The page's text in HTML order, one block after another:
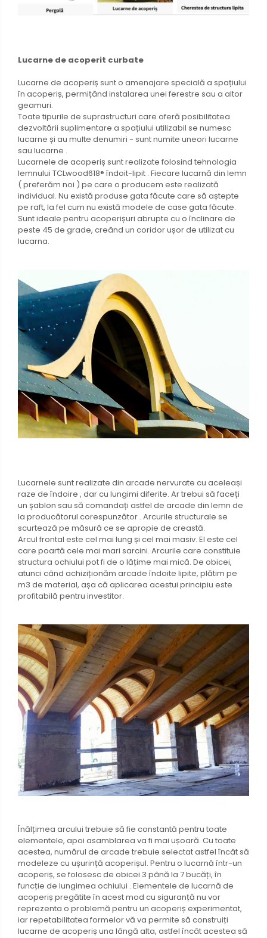
Lucarne de acoperit curbate
Lucarne de acoperiș sunt o amenajare specială a spațiului
în acoperiș, permițând instalarea unei ferestre sau a altor
geamuri.
Toate tipurile de suprastructuri care oferă posibilitatea
dezvoltării suplimentare a spațiului utilizabil se numesc
lucarne și au multe denumiri - sunt numite uneori lucarne
sau lucarne .
Lucarnele de acoperiș sunt realizate folosind tehnologia
lemnului TCLwood618® îndoit-lipit . Fiecare lucarnă din lemn
( preferăm noi ) pe care o producem este realizată
individual. Nu există produse gata făcute care să aștepte
pe raft, la fel cum nu există modele de case gata făcute.
Sunt ideale pentru acoperișuri abrupte cu o înclinare de
peste 45 de grade, creând un coridor ușor de utilizat cu
lucarna.
Lucarnele sunt realizate din arcade nervurate cu aceleași
raze de îndoire , dar cu lungimi diferite. Ar trebui să faceți
un șablon sau să comandați astfel de arcade din lemn de
la producătorul corespunzător . Arcurile structurale se
scurtează pe măsură ce se apropie de creastă.
Arcul frontal este cel mai lung și cel mai masiv. El este cel
care poartă cele mai mari sarcini. Arcurile care constituie
structura ochiului pot fi de o lățime mai mică. De obicei,
atunci când achiziționăm arcade îndoite lipite, plătim pe
m3 de material, așa că aplicarea acestui principiu este
profitabilă pentru investitor.
Înălțimea arcului trebuie să fie constantă pentru toate
elementele, apoi asamblarea va fi mai ușoară. Cu toate
acestea, numărul de arcade trebuie selectat astfel încât să
modeleze cu ușurință acoperișul. Pentru o lucarnă într-un
acoperiș, se folosesc de obicei 3 până la 7 bucăți, în
funcție de lungimea ochiului . Elementele de lucarnă de
acoperiș pregătite în acest mod cu siguranță nu vor
reprezenta o problemă pentru un acoperiș experimentat,
iar repetabilitatea formelor vă va permite să construiți
lucarne de acoperiș una lângă alta, astfel încât acestea să